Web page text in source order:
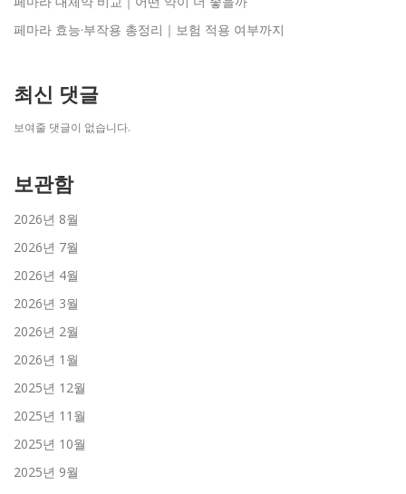
페마라 효능·부작용 총정리｜보험 적용 여부까지
최신 댓글
보여줄 댓글이 없습니다.
보관함
2026년 8월
2026년 7월
2026년 4월
2026년 3월
2026년 2월
2026년 1월
2025년 12월
2025년 11월
2025년 10월
2025년 9월